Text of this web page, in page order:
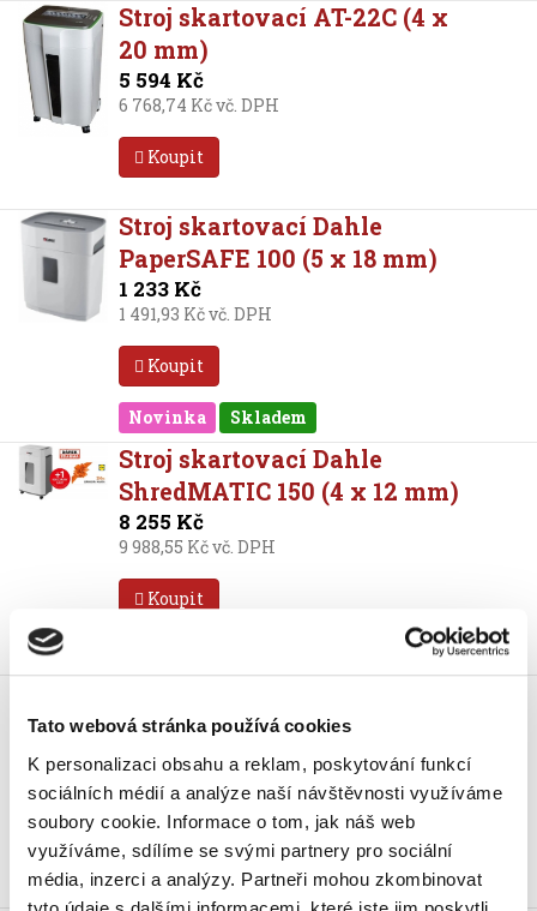
Tato webová stránka používá cookies
K personalizaci obsahu a reklam, poskytování funkcí
sociálních médií a analýze naší návštěvnosti využíváme
soubory cookie. Informace o tom, jak náš web
využíváme, sdílíme se svými partnery pro sociální
média, inzerci a analýzy. Partneři mohou zkombinovat
Stroj skartovací AT-22C (4 x
20 mm)
5 594 Kč
6 768,74 Kč vč. DPH
Koupit
Stroj skartovací Dahle
PaperSAFE 100 (5 x 18 mm)
1 233 Kč
1 491,93 Kč vč. DPH
Koupit
Novinka Skladem
Stroj skartovací Dahle
ShredMATIC 150 (4 x 12 mm)
8 255 Kč
9 988,55 Kč vč. DPH
Koupit
ShredMATIC 90 (4 x12 mm)
5 269 Kč
Koupit
Novinka Skladem